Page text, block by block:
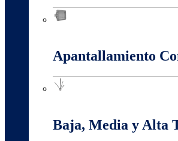
Apantallamiento
Baja, Media y Alta